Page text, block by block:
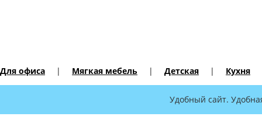
Для офиса | Мягкая мебель | Детская | Кухня
Удобный сайт.